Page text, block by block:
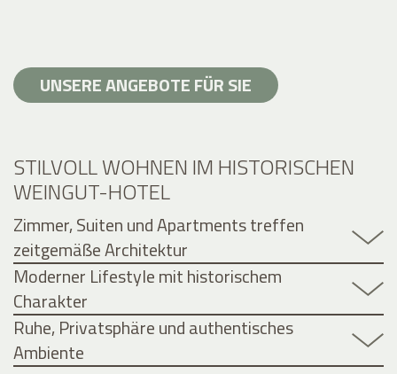
UNSERE ANGEBOTE FÜR SIE
STILVOLL WOHNEN IM HISTORISCHEN
WEINGUT-HOTEL
Zimmer, Suiten und Apartments treffen
zeitgemäße Architektur
Moderner Lifestyle mit historischem
Charakter
Ruhe, Privatsphäre und authentisches
Ambiente